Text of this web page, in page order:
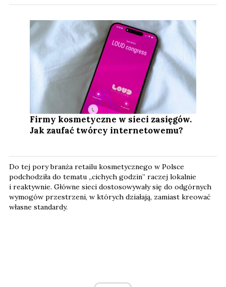
Firmy kosmetyczne w sieci zasięgów.
Jak zaufać twórcy internetowemu?
Do tej pory branża retailu kosmetycznego w Polsce
podchodziła do tematu „cichych godzin” raczej lokalnie
i reaktywnie. Główne sieci dostosowywały się do odgórnych
wymogów przestrzeni, w których działają, zamiast kreować
własne standardy.